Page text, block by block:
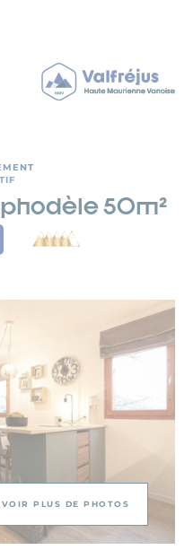
50m²
VOIR PLUS DE PHOTOS